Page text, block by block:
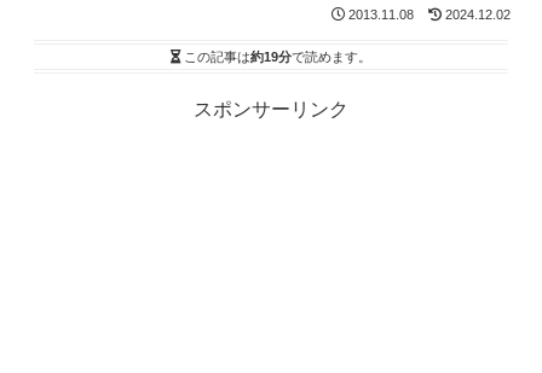
2013.11.08 2024.12.02
この記事は約19分で読めます。
スポンサーリンク